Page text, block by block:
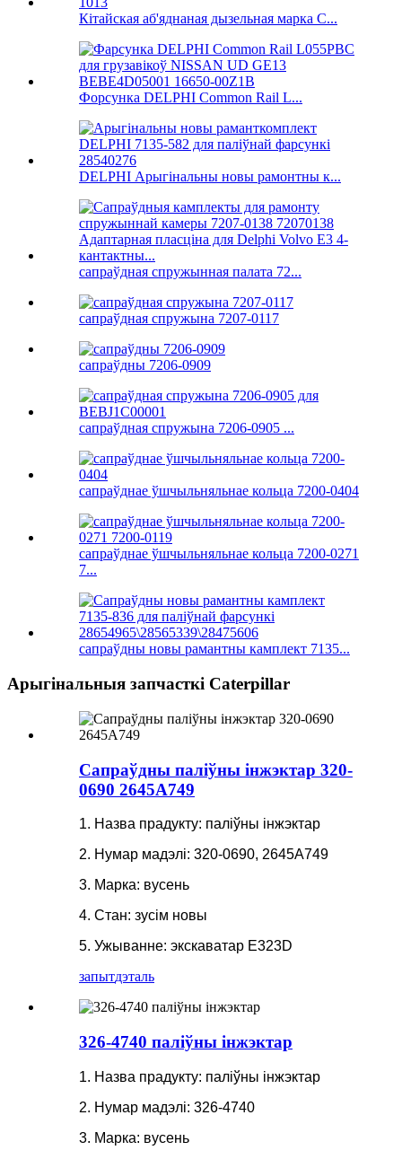
Кітайская аб'яднаная дызельная марка C...
Форсунка DELPHI Common Rail L...
DELPHI Арыгінальны новы рамонтны к...
сапраўдная спружынная палата 72...
сапраўдная спружына 7207-0117
сапраўдны 7206-0909
сапраўдная спружына 7206-0905 ...
сапраўднае ўшчыльняльнае кольца 7200-0404
сапраўднае ўшчыльняльнае кольца 7200-0271
7...
сапраўдны новы рамантны камплект 7135...
Арыгінальныя запчасткі Caterpillar
Сапраўдны паліўны інжэктар 320-
0690 2645A749
1. Назва прадукту: паліўны інжэктар
2. Нумар мадэлі: 320-0690, 2645A749
3. Марка: вусень
4. Стан: зусім новы
5. Ужыванне: экскаватар E323D
запытдэталь
326-4740 паліўны інжэктар
1. Назва прадукту: паліўны інжэктар
2. Нумар мадэлі: 326-4740
3. Марка: вусень